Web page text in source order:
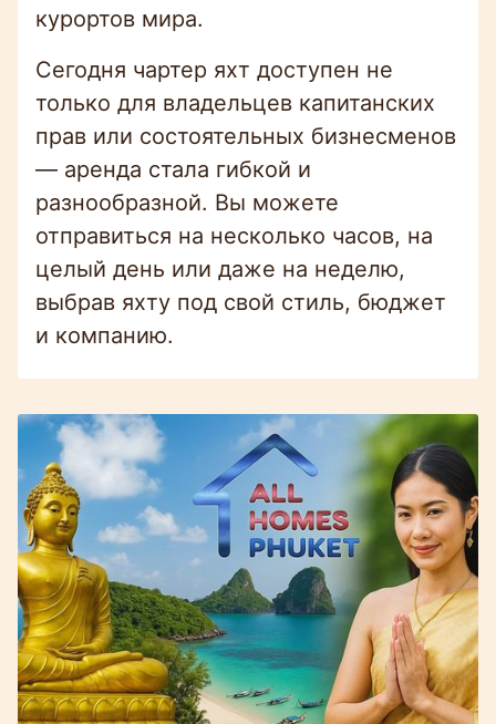
курортов мира.
Сегодня чартер яхт доступен не
только для владельцев капитанских
прав или состоятельных бизнесменов
— аренда стала гибкой и
разнообразной. Вы можете
отправиться на несколько часов, на
целый день или даже на неделю,
выбрав яхту под свой стиль, бюджет
и компанию.